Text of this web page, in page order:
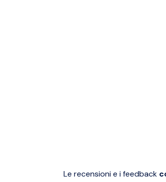
Le recensioni e i feedback